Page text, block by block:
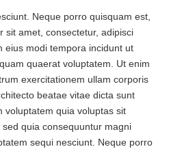
Neque porro quisquam est,
sit amet, consectetur, adipisci
eius modi tempora incidunt ut
quaerat voluptatem. Ut enim
exercitationem ullam corporis
beatae vitae dicta sunt
voluptatem quia voluptas sit
quia consequuntur magni
sequi nesciunt. Neque porro